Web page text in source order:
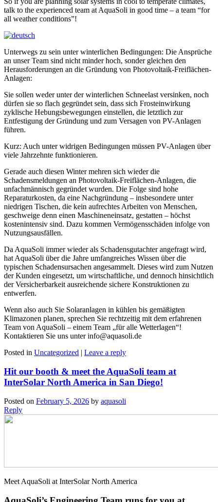
talk to the experienced team at AquaSoli in good time – a team “for
all weather conditions”!
Unterwegs zu sein unter winterlichen Bedingungen: Die Ansprüche
an unser Team sind nicht minder hoch, sonder gleichen den
Herausforderungen an die Gründung von Photovoltaik-Freiflächen-
Anlagen:
Sie sollen weder unter der winterlichen Schneelast versinken, noch
dürfen sie so flach gegründet sein, dass sich Frosteinwirkung
zyklische Hebungsbewegungen einstellen, die letztlich zur
Entfestigung der Gründung und zum Versagen von PV-Anlagen
führen.
Kurz: Auch unter widrigen Bedingungen müssen PV-Anlagen über
viele Jahrzehnte funktionieren.
Gerade auch diesen Winter mehren sich wieder die
Schadensmeldungen an Photovoltaik-Freiflächen-Anlagen, die
unfachmännisch gegründet wurden. Die Folge sind hohe
Reparaturkosten, da eine Nachgründung – insbesondere unter
niedrigen Tischen, die kein aufrechtes Arbeiten von Menschen,
geschweige denn einen Maschineneinsatz, gestatten – höchst
kostenintensiv sind. Dazu kommen Vermögensschäden infolge von
Nutzungsausfällen.
Da AquaSoli immer wieder als Schadensgutachter angefragt wird,
hat AquaSoli über die Jahre umfangreiches Wissen über die
typischen Schadensursachen angesammelt. Dieses wird zum Nutzen
der Kunden eingesetzt, um wirtschaftliche, und dennoch hinsichtlich
der Versicherbarkeit ausreichende sichere Konstruktionen zu
entwerfen.
Wenn also auch Sie Solaranlagen in kühlen bis gemäßigten
Klimazonen planen, sprechen Sie rechtzeitig mit dem erfahrenen
Team von AquaSoli – einem Team „für alle Wetterlagen“!
Kontaktieren Sie uns unter info@aquasoli.de
Posted in Uncategorized | Leave a reply
Hit our booth & meet the AquaSoli team at
InterSolar North America in San Diego!
Posted on February 5, 2026 by aquasoli
Reply
Meet AquaSoli at InterSolar North America